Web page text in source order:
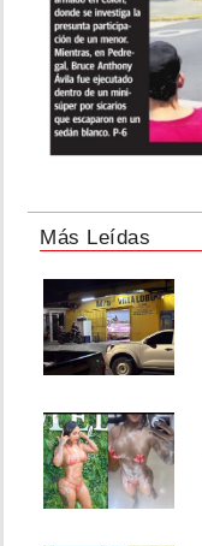
Más Leídas